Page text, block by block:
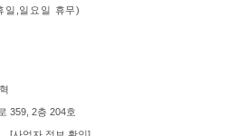
일,일요일 휴무)
359, 2층 204호